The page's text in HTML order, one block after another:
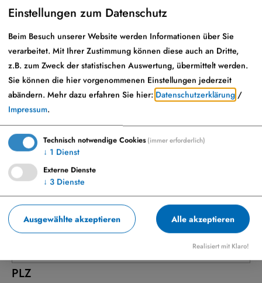
Bildbreite oder -höhe: mindestens
Erlaubte Dateierweiterungen:jpg, jpeg, png
Ihre Angaben
Vorname*
Nachname*
Straße, Nr.
PLZ
Einstellungen zum Datenschutz
Beim Besuch unserer Website werden Informationen über Sie
verarbeitet. Mit Ihrer Zustimmung können diese auch an Dritte,
z.B. zum Zweck der statistischen Auswertung, übermittelt werden.
Sie können die hier vorgenommenen Einstellungen jederzeit
abändern. Mehr dazu erfahren Sie hier: Datenschutzerklärung /
Impressum.
Technisch notwendige Cookies(immer erforderlich)
↓ 1 Dienst
Externe Dienste
↓ 3 Dienste
Ausgewählte akzeptieren Alle akzeptieren
Realisiert mit Klaro!